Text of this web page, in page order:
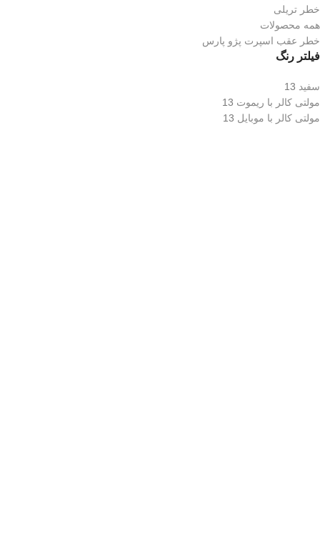
خطر تریلی
همه محصولات
خطر عقب اسپرت پژو پارس
فیلتر رنگ
سفید 13
مولتی کالر با ریموت 13
مولتی کالر با موبایل 13